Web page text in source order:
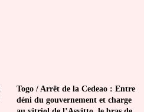
Togo / Arrêt de la Cedeao : Entre
déni du gouvernement et charge